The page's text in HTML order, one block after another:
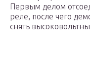
Первым делом
реле, после чего
снять